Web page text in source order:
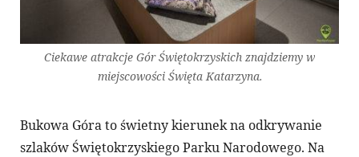
Ciekawe atrakcje Gór Świętokrzyskich znajdziemy w
miejscowości Święta Katarzyna.
Bukowa Góra to świetny kierunek na odkrywanie
szlaków Świętokrzyskiego Parku Narodowego. Na